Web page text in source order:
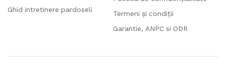
Ghid intretinere pardoseli
Termeni și condiții
Garantie, ANPC si ODR